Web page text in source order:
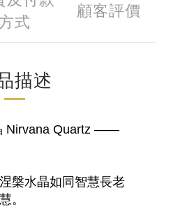
式
顧客評價
描述
Quartz ——
槃水晶如同智慧長老
。